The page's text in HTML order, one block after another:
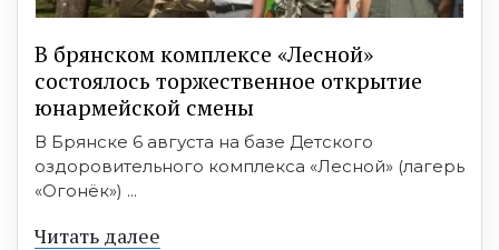
В брянском комплексе «Лесной»
состоялось торжественное открытие
юнармейской смены
В Брянске 6 августа на базе Детского
оздоровительного комплекса «Лесной» (лагерь
«Огонёк») ...
Читать далее